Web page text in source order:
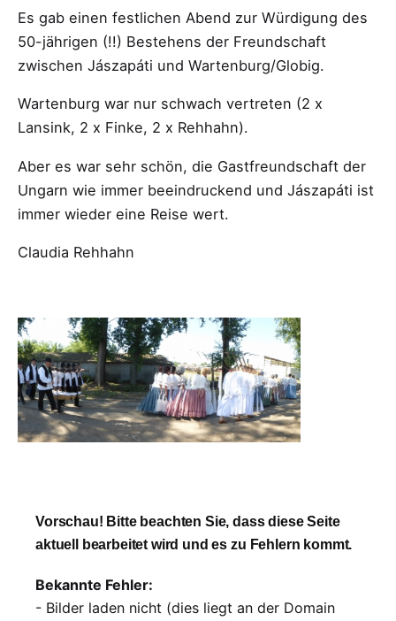
Es gab einen festlichen Abend zur Würdigung des
50-jährigen (!!) Bestehens der Freundschaft
zwischen Jászapáti und Wartenburg/Globig.
Wartenburg war nur schwach vertreten (2 x
Lansink, 2 x Finke, 2 x Rehhahn).
Aber es war sehr schön, die Gastfreundschaft der
Ungarn wie immer beeindruckend und Jászapáti ist
immer wieder eine Reise wert.
Claudia Rehhahn
Vorschau! Bitte beachten Sie, dass diese Seite
aktuell bearbeitet wird und es zu Fehlern kommt.
Bekannte Fehler:
- Bilder laden nicht (dies liegt an der Domain